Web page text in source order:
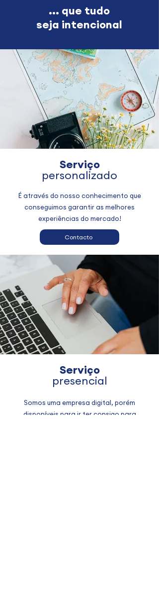
... que tudo
seja intencional
Serviço
personalizado
É através do nosso conhecimento que
conseguimos garantir as melhores
experiências do mercado!
Contacto
Serviço
presencial
Somos uma empresa digital, porém
disponíveis para ir ter consigo para